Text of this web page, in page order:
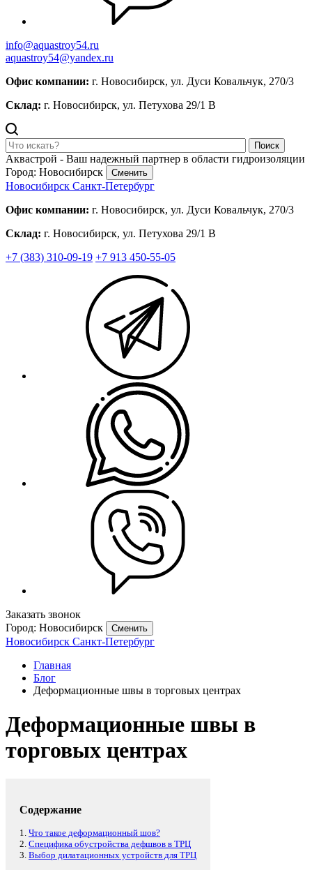
info@aquastroy54.ru
aquastroy54@yandex.ru
Офис компании: г. Новосибирск, ул. Дуси Ковальчук, 270/3
Склад: г. Новосибирск, ул. Петухова 29/1 В
Поиск
Аквастрой - Ваш надежный партнер в области гидроизоляции
Город: Новосибирск
Сменить
Новосибирск Санкт-Петербург
Офис компании: г. Новосибирск, ул. Дуси Ковальчук, 270/3
Склад: г. Новосибирск, ул. Петухова 29/1 В
+7 (383) 310-09-19 +7 913 450-55-05
Заказать звонок
Город: Новосибирск
Сменить
Новосибирск Санкт-Петербург
Главная
Блог
Деформационные швы в торговых центрах
Деформационные швы в
торговых центрах
Содержание
1. Что такое деформационный шов?
2. Специфика обустройства дефшвов в ТРЦ
3. Выбор дилатационных устройств для ТРЦ